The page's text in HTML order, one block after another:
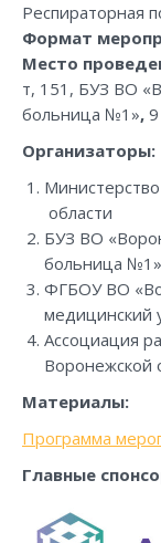
Респираторная
Формат
Место
т, 151, БУЗ ВО
больница №1»,
Организаторы:
области
БУЗ ВО
больница №1»
ФГБОУ ВО
медицинский
Ассоциация
Воронежской
Материалы:
Программа
Главные